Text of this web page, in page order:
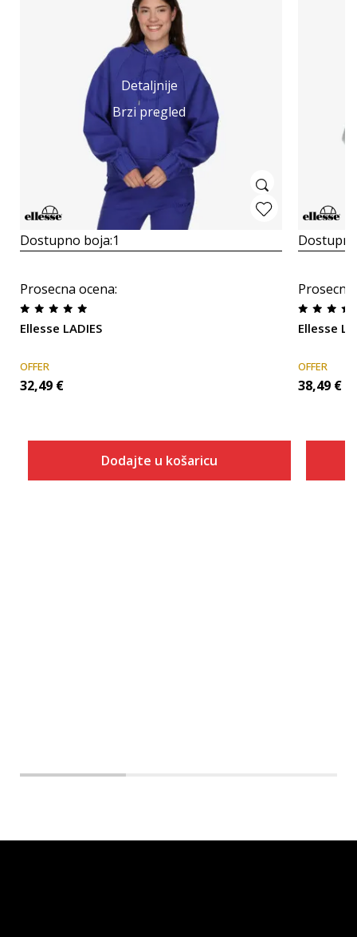
Detaljnije
Brzi pregled
Dostupno boja:1
Prosecna ocena:
Ellesse LADIES
OFFER
32,49 €
Dodajte u košaricu
Ellesse
OFFER
38,49 €